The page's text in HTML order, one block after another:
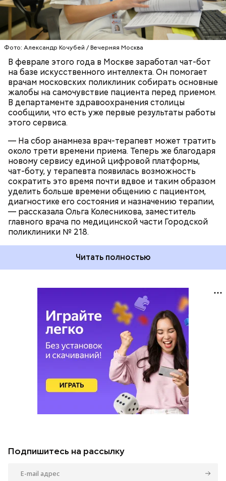
Фото: Александр Кочубей / Вечерняя Москва
В феврале этого года в Москве заработал чат-бот
на базе искусственного интеллекта. Он помогает
врачам московских поликлиник собирать основные
жалобы на самочувствие пациента перед приемом.
В департаменте здравоохранения столицы
сообщили, что есть уже первые результаты работы
этого сервиса.
— На сбор анамнеза врач-терапевт может тратить
около трети времени приема. Теперь же благодаря
новому сервису единой цифровой платформы,
чат-боту, у терапевта появилась возможность
сократить это время почти вдвое и таким образом
уделить больше времени общению с пациентом,
диагностике его состояния и назначению терапии,
— рассказала Ольга Колесникова, заместитель
главного врача по медицинской части Городской
поликлиники № 218.
По ее словам, чтобы воспользоваться чат-ботом,
достаточно просто записаться на прием к врачу.
Затем перед приемом придет СМС или push-
уведомление со ссылкой на опрос.
Читать полностью
ЗДРАВООХРАНЕНИЕ МОСКВА ИНТЕРНЕТ
Подпишитесь на рассылку